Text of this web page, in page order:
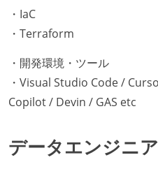
・IaC
・Terraform
・開発環境・ツール
・Visual Studio Code /
Copilot / Devin / GAS etc
データエンジニ